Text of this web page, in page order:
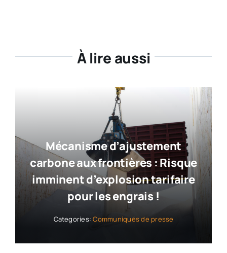
À lire aussi
Mécanisme d’ajustement
carbone aux frontières : Risque
imminent d’explosion tarifaire
pour les engrais !
Categories:Communiqués de presse